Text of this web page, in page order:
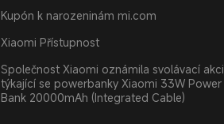
Kupón k narozeninám mi.com
Xiaomi Přístupnost
Společnost Xiaomi oznámila svolávací akci
týkající se powerbanky Xiaomi 33W Power
Bank 20000mAh (Integrated Cable)